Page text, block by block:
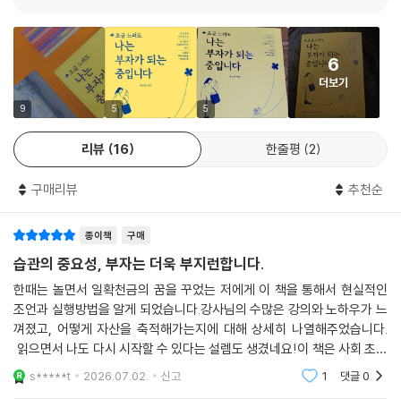
돈을 다루는 사람으로 성장하는 과정입니다. 매달 30만 원씩 갚는다는 것
은 30만 원을 관리할 수 있는 사람이 되어가는 과정입니다. 지금 125만 원
으로 생활하고 있다면, 그것은 부끄러운 일이 아닙니다. 그 안에서 버티며
계획을 세우는 것 자체가 이미 훈련입니다. 그렇게 버텨온 당신은 나중에
더 큰돈이 들어왔을 때 흔들리지 않을 사람입니다.
당신의 출발선이 어디든, 지금 손에 쥔 월급이 얼마든, 중요한 건 이겁니다.
당신은 지금 버티고 있습니다. 그리고 버티는 것, 그 자체가 이미 성장입니
다.
서른에 1억이 있느냐 없느냐를 따질 것이 아니라 내 돈이 스스로 불어나는
구조를 하루라도 빨리 만드는 것입니다. 같은 노력에도 기울기가 달라지는
그 순간이 바로 나의 가속도 시점입니다. 그러니 남들의 숫자에 휘둘릴 필
요 없습니다. 대신 내 돈이 일을 시작하게 만드는 선순환의 준비를 지금 당
장 시작하세요. 그 시점이 조금이라도 앞당겨질수록 당신의 미래 곡선은
더 가파르게 상승할 수 있습니다.
--- p.69
[돈의 기술이 아닌, ‘삶의 자립’을 선택한 당신에게]
“자유는 오직 ‘자립’이라는 단단한 바닥 위에서만 가능합니다.”
진정한 부자는 단순히 돈이 많은 사람이 아닙니다. 자신의 시간을 노동의
대가로만 바꾸지 않으며, 미래를 우연에 맡기지 않는 사람입니다. 내가 나
를 먹이고, 재우고, 지키는 힘. 그 ‘자립의 체력’을 기르는 과정이 바로 저자
가 제안하는 ‘조금 느려도 확실한’ 부자의 길입니다. 이 책의 여정을 마치는
로 ‘내 삶을 내 뜻대로 쓰는 능력’입니다.
서평
수십억의 수익률보다 더 위대한, 평범한 이들의 자존감 있는 자산 분투기
이 책은 금융이라는 차가운 숫자 뒤에 숨은 뜨거운 감정을 읽어내는 책입
니다. 저자는 가난을 순수함으로 포장하지도, 부를 탐욕으로 몰아세우지도
않습니다. 다만, 타인의 기준에 기죽지 않는 ‘나만의 부자 기준’을 세울 것
을 권합니다. 의지력에만 기대는 공허한 다짐 대신 돈이 자동으로 흐르게
만드는 ‘시스템’을 설계하는 법을 다정하게 안내합니다. 내가 나를 먹이고,
재우고, 지키는 힘, 즉 ‘자립’의 체력을 기르는 과정이야말로 우리가 추구해
9 5 5
6
더보기
리뷰 16 한줄평 2
구매리뷰 추천순
종이책 구매
습관의 중요성, 부자는 더욱 부지런합니다.
한때는 놀면서 일확천금의 꿈을 꾸었는 저에게 이 책을 통해서 현실적인
조언과 실행방법을 알게 되었습니다.강사님의 수많은 강의와 노하우가 느
껴졌고, 어떻게 자산을 축적해가는지에 대해 상세히 나열해주었습니다.
읽으면서 나도 다시 시작할 수 있다는 설렘도 생겼네요!이 책은 사회 초년
생에게는 더더욱 좋은 바이블이고, 40대인 저에게는 앞으로 돈의 개념과
불려나갈 방법을 재
s*****t 2026.07.02. 신고 1 댓글0